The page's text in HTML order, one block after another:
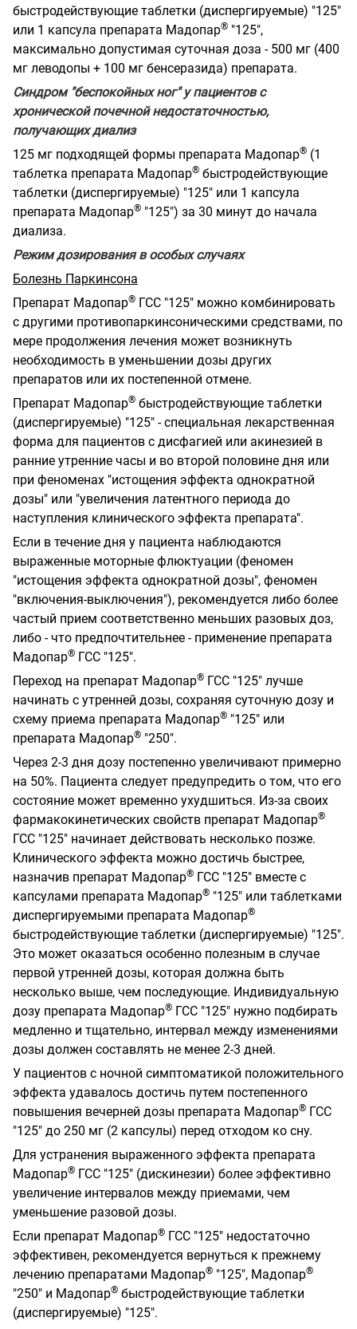
быстродействующие таблетки (диспергируемые) "125"
или 1 капсула препарата Мадопар® "125",
максимально допустимая суточная доза - 500 мг (400
мг леводопы + 100 мг бенсеразида) препарата.
Синдром "беспокойных ног" у пациентов с
хронической почечной недостаточностью,
получающих диализ
125 мг подходящей формы препарата Мадопар® (1
таблетка препарата Мадопар® быстродействующие
таблетки (диспергируемые) "125" или 1 капсула
препарата Мадопар® "125") за 30 минут до начала
диализа.
Режим дозирования в особых случаях
Болезнь Паркинсона
Препарат Мадопар® ГСС "125" можно комбинировать
с другими противопаркинсоническими средствами, по
мере продолжения лечения может возникнуть
необходимость в уменьшении дозы других
препаратов или их постепенной отмене.
Препарат Мадопар® быстродействующие таблетки
(диспергируемые) "125" - специальная лекарственная
форма для пациентов с дисфагией или акинезией в
ранние утренние часы и во второй половине дня или
при феноменах "истощения эффекта однократной
дозы" или "увеличения латентного периода до
наступления клинического эффекта препарата".
Если в течение дня у пациента наблюдаются
выраженные моторные флюктуации (феномен
"истощения эффекта однократной дозы", феномен
"включения-выключения"), рекомендуется либо более
частый прием соответственно меньших разовых доз,
либо - что предпочтительнее - применение препарата
Мадопар® ГСС "125".
Переход на препарат Мадопар® ГСС "125" лучше
начинать с утренней дозы, сохраняя суточную дозу и
схему приема препарата Мадопар® "125" или
препарата Мадопар® "250".
Через 2-3 дня дозу постепенно увеличивают примерно
на 50%. Пациента следует предупредить о том, что его
состояние может временно ухудшиться. Из-за своих
фармакокинетических свойств препарат Мадопар®
ГСС "125" начинает действовать несколько позже.
Клинического эффекта можно достичь быстрее,
назначив препарат Мадопар® ГСС "125" вместе с
капсулами препарата Мадопар® "125" или таблетками
диспергируемыми препарата Мадопар®
быстродействующие таблетки (диспергируемые) "125".
Это может оказаться особенно полезным в случае
первой утренней дозы, которая должна быть
несколько выше, чем последующие. Индивидуальную
дозу препарата Мадопар® ГСС "125" нужно подбирать
медленно и тщательно, интервал между изменениями
дозы должен составлять не менее 2-3 дней.
У пациентов с ночной симптоматикой положительного
эффекта удавалось достичь путем постепенного
повышения вечерней дозы препарата Мадопар® ГСС
"125" до 250 мг (2 капсулы) перед отходом ко сну.
Для устранения выраженного эффекта препарата
Мадопар® ГСС "125" (дискинезии) более эффективно
увеличение интервалов между приемами, чем
уменьшение разовой дозы.
Если препарат Мадопар® ГСС "125" недостаточно
эффективен, рекомендуется вернуться к прежнему
лечению препаратами Мадопар® "125", Мадопар®
"250" и Мадопар® быстродействующие таблетки
(диспергируемые) "125".